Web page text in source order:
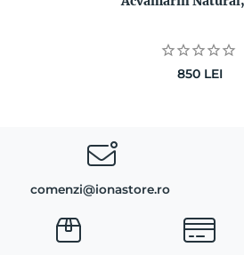
850 LEI
comenzi@ionastore.ro